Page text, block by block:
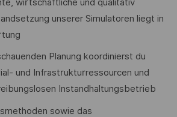
wirtschaftliche und qualitativ
unserer Simulatoren liegt in
Planung koordinierst du
und Infrastrukturressourcen und
Instandhaltungsbetrieb
sowie das